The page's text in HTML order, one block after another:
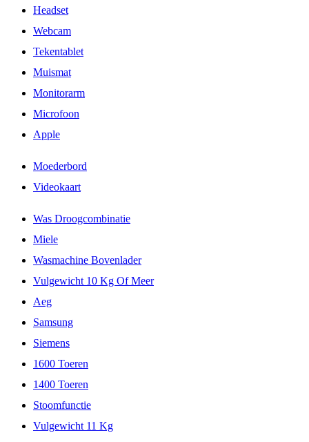
Headset
Webcam
Tekentablet
Muismat
Monitorarm
Microfoon
Apple
Moederbord
Videokaart
Was Droogcombinatie
Miele
Wasmachine Bovenlader
Vulgewicht 10 Kg Of Meer
Aeg
Samsung
Siemens
1600 Toeren
1400 Toeren
Stoomfunctie
Vulgewicht 11 Kg